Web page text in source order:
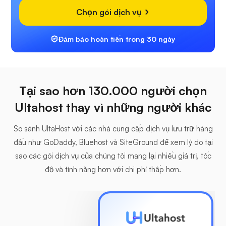
Chọn gói dịch vụ
Đảm bảo hoàn tiền trong 30 ngày
Tại sao hơn 130.000 người chọn
Ultahost thay vì những người khác
So sánh UltaHost với các nhà cung cấp dịch vụ lưu trữ hàng
đầu như GoDaddy, Bluehost và SiteGround để xem lý do tại
sao các gói dịch vụ của chúng tôi mang lại nhiều giá trị, tốc
độ và tính năng hơn với chi phí thấp hơn.